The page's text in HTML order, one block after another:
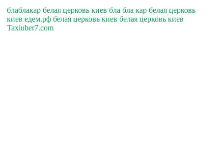
блаблакар белая церковь киев бла бла кар белая церковь
киев едем.рф белая церковь киев белая церковь киев
Taxiuber7.com